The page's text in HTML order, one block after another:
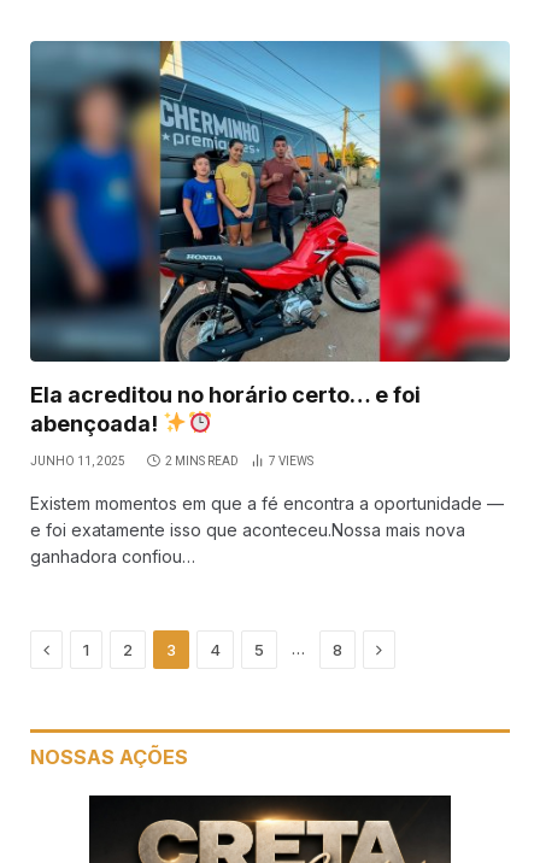
Ela acreditou no horário certo… e foi
abençoada!
JUNHO 11, 2025 2 MINS READ 7 VIEWS
Existem momentos em que a fé encontra a oportunidade —
e foi exatamente isso que aconteceu.Nossa mais nova
ganhadora confiou…
Previous
1 2 3 4 5 … 8 Next
NOSSAS AÇÕES